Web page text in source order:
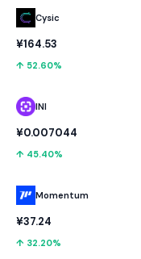
Cysic
¥164.53
↑ 52.60%
INI
¥0.007044
↑ 45.40%
Momentum
¥37.24
↑ 32.20%